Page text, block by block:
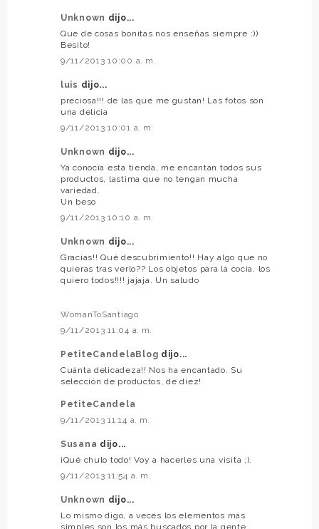
Unknown dijo...
Que de cosas bonitas nos enseñas siempre :))
Besito!
9/11/2013 10:00 a. m.
luis dijo...
preciosa!!! de las que me gustan! Las fotos son
una delicia
9/11/2013 10:01 a. m.
Unknown dijo...
Ya conocía esta tienda, me encantan todos sus
productos, lastima que no tengan mucha
variedad.
Un beso
9/11/2013 10:10 a. m.
Unknown dijo...
Gracias!! Qué descubrimiento!! Hay algo que no
quieras tras verlo?? Los objetos para la cocia, los
quiero todos!!!! jajaja. Un saludo
WomanToSantiago
9/11/2013 11:04 a. m.
PetiteCandelaBlog dijo...
Cuánta delicadeza!! Nos ha encantado. Su
selección de productos, de diez!
PetiteCandela
9/11/2013 11:14 a. m.
Susana dijo...
¡Qué chulo todo! Voy a hacerles una visita ;).
9/11/2013 11:54 a. m.
Unknown dijo...
Lo mismo digo, a veces los elementos más